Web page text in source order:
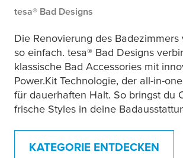
tesa® Bad Designs
Die Renovierung des
so einfach. tesa® Bad Designs
klassische Bad Accessories mit
Power.Kit Technologie, der all-in-
für dauerhaften Halt. So bringst du
frische Styles in deine
KATEGORIE ENTDECKEN